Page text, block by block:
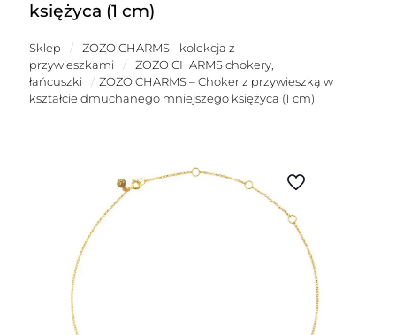
księżyca (1 cm)
Sklep /
ZOZO CHARMS - kolekcja z
przywieszkami
/
ZOZO CHARMS chokery,
łańcuszki
/ ZOZO CHARMS – Choker z przywieszką w
kształcie dmuchanego mniejszego księżyca (1 cm)